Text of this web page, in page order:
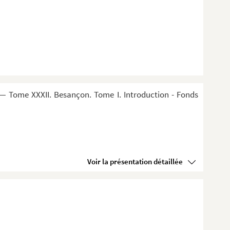
XXXII. Besançon. Tome I. Introduction - Fonds
Voir la présentation détaillée